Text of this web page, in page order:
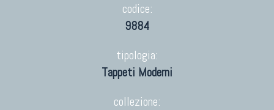
codice:
9884
tipologia:
Tappeti Moderni
collezione: